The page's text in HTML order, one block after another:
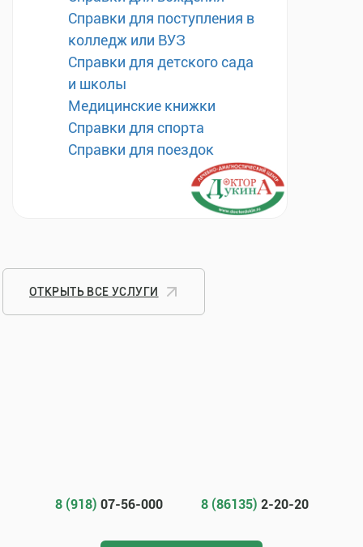
Справки для поступления в
колледж или ВУЗ
Справки для детского сада
и школы
Медицинские книжки
Справки для спорта
Справки для поездок
ОТКРЫТЬ ВСЕ УСЛУГИ
8 (918) 07-56-000 8 (86135) 2-20-20